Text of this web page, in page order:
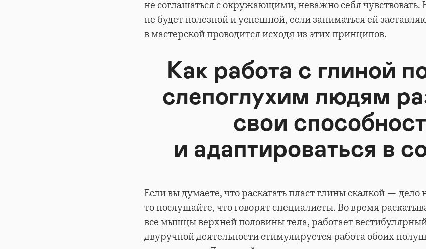
не соглашаться с окружающими, неважно себя чувствовать.
не будет полезной и успешной, если заниматься ей
в мастерской проводится исходя из этих принципов.
Как работа с глиной
слепоглухим людям
свои
и адаптироваться в
Если вы думаете, что раскатать пласт глины скалкой — дело
то послушайте, что говорят специалисты. Во время
все мышцы верхней половины тела, работает
двуручной деятельности стимулируется работа обоих